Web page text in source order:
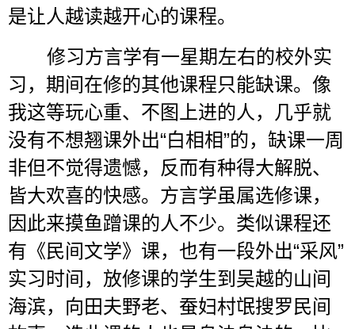
是让人越读越开心的课程。
修习方言学有一星期左右的校外实
习，期间在修的其他课程只能缺课。像
我这等玩心重、不图上进的人，几乎就
没有不想翘课外出“白相相”的，缺课一周
非但不觉得遗憾，反而有种得大解脱、
皆大欢喜的快感。方言学虽属选修课，
因此来摸鱼蹭课的人不少。类似课程还
有《民间文学》课，也有一段外出“采风”
实习时间，放修课的学生到吴越的山间
海滨，向田夫野老、蚕妇村氓搜罗民间